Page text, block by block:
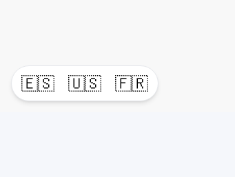
🇪🇸 🇺🇸 🇫🇷